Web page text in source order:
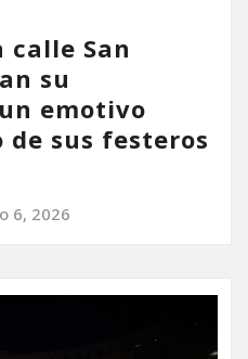
calle San
su
emotivo
de sus festeros
6, 2026